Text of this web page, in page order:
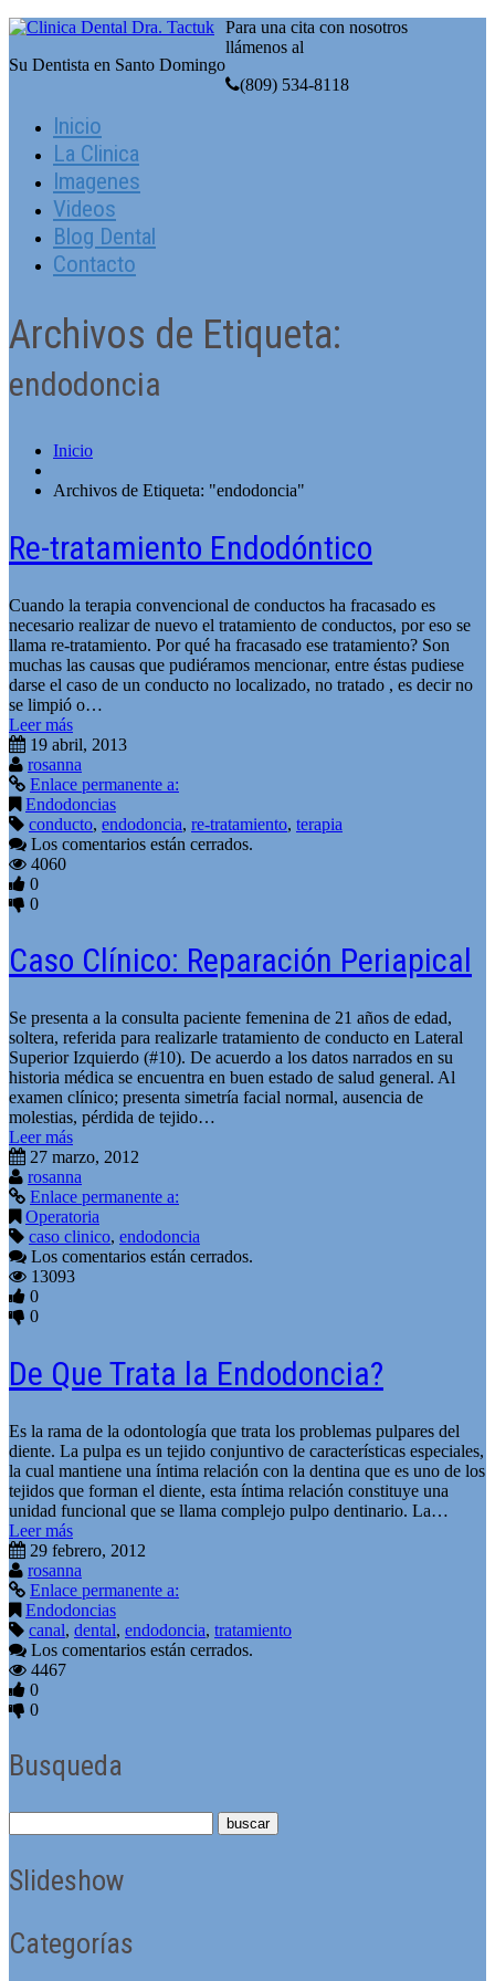
Su Dentista en Santo Domingo
Para una cita con nosotros
llámenos al
(809) 534-8118
Inicio
La Clinica
Imagenes
Videos
Blog Dental
Contacto
Archivos de Etiqueta:
endodoncia
Inicio
Archivos de Etiqueta: "endodoncia"
Re-tratamiento Endodóntico
Cuando la terapia convencional de conductos ha fracasado es
necesario realizar de nuevo el tratamiento de conductos, por eso se
llama re-tratamiento. Por qué ha fracasado ese tratamiento? Son
muchas las causas que pudiéramos mencionar, entre éstas pudiese
darse el caso de un conducto no localizado, no tratado , es decir no
se limpió o…
Leer más
19 abril, 2013
rosanna
Enlace permanente a:
Endodoncias
conducto, endodoncia, re-tratamiento, terapia
Los comentarios están cerrados.
4060
0
0
Caso Clí­nico: Reparación Periapical
Se presenta a la consulta paciente femenina de 21 años de edad,
soltera, referida para realizarle tratamiento de conducto en Lateral
Superior Izquierdo (#10). De acuerdo a los datos narrados en su
historia médica se encuentra en buen estado de salud general. Al
examen clí­nico; presenta simetrí­a facial normal, ausencia de
molestias, pérdida de tejido…
Leer más
27 marzo, 2012
rosanna
Enlace permanente a:
Operatoria
caso clinico, endodoncia
Los comentarios están cerrados.
13093
0
0
De Que Trata la Endodoncia?
Es la rama de la odontología que trata los problemas pulpares del
diente. La pulpa es un tejido conjuntivo de características especiales,
la cual mantiene una íntima relación con la dentina que es uno de los
tejidos que forman el diente, esta íntima relación constituye una
unidad funcional que se llama complejo pulpo dentinario. La…
Leer más
29 febrero, 2012
rosanna
Enlace permanente a:
Endodoncias
canal, dental, endodoncia, tratamiento
Los comentarios están cerrados.
4467
0
0
Busqueda
Slideshow
Categorías